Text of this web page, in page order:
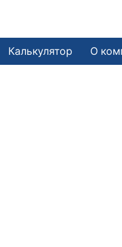
Калькулятор О